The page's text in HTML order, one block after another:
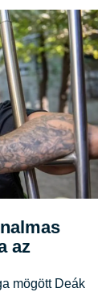
az
mögött Deák